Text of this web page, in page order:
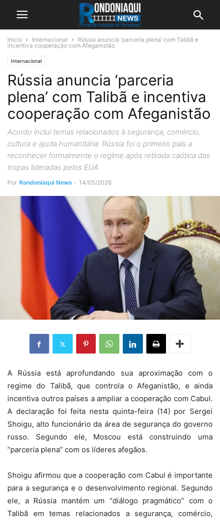
Início Internacional
Rússia anuncia ‘parceria plena’ com Talibã e
incentiva cooperação com Afeganistão
Internacional
Rússia anuncia ‘parceria
plena’ com Talibã e incentiva
cooperação com Afeganistão
Acordo inclui temas relacionados à segurança, comércio,
cultura e ajuda humanitária. Rússia foi o primeiro país a
reconhecer formalmente o regime após retirada caótica das
tropas lideradas pelos EUA
Por Rondoniaqui News - 14/05/2026
A Rússia está aprofundando sua aproximação com o
regime do Talibã, que controla o Afeganistão, e ainda
incentiva outros países a ampliar a cooperação com Cabul.
A declaração foi feita nesta quinta-feira (14) por Sergei
Shoigu, alto funcionário da área de segurança do governo
russo. Segundo ele, Moscou está construindo uma
“parceria plena” com os líderes afegãos.
Shoigu afirmou que a cooperação com Cabul é importante
para a segurança e o desenvolvimento regional. Segundo
ele, a Rússia mantém um “diálogo pragmático” com o
Talibã em temas relacionados a segurança, comércio,